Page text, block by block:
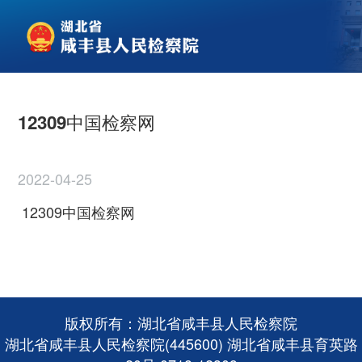
12309中国检察网
2022-04-25
12309中国检察网
版权所有：湖北省咸丰县人民检察院
湖北省咸丰县人民检察院(445600) 湖北省咸丰县育英路